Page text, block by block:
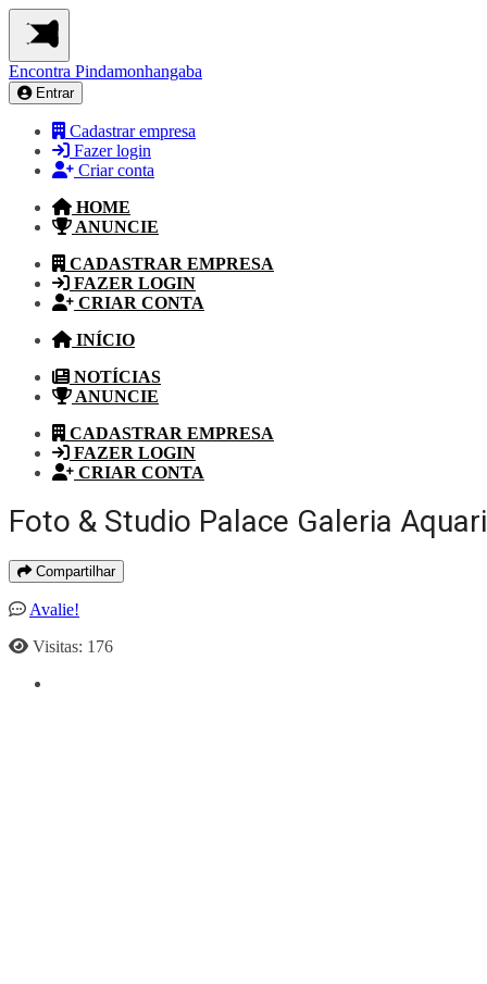
Encontra Pindamonhangaba
Entrar
Cadastrar empresa
Fazer login
Criar conta
HOME
ANUNCIE
CADASTRAR EMPRESA
FAZER LOGIN
CRIAR CONTA
INÍCIO
NOTÍCIAS
ANUNCIE
CADASTRAR EMPRESA
FAZER LOGIN
CRIAR CONTA
Foto & Studio Palace Galeria
Compartilhar
Avalie!
Visitas: 176